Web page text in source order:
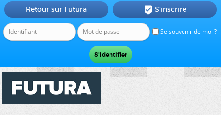
Se souvenir de moi ?
Retour sur Futura  S'inscrire